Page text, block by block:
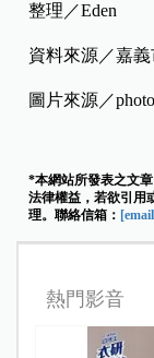
整理／Eden
資料來源／嘉
圖片來源／
*本網站所發表之文
法律權益，若欲引用
理。聯絡信箱：
熱門影音